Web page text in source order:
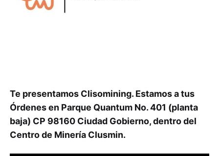
Te presentamos Clisomining. Estamos a tus
Órdenes en Parque Quantum No. 401 (planta
baja) CP 98160 Ciudad Gobierno, dentro del
Centro de Minería Clusmin.